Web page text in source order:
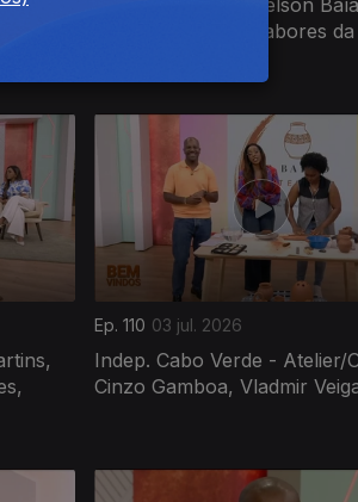
Ismael Sequeira, Sabores da
Ep. 110 03 jul. 2026
Indep. Cabo Verde - Atelier/
Cinzo Gamboa, Vladmir